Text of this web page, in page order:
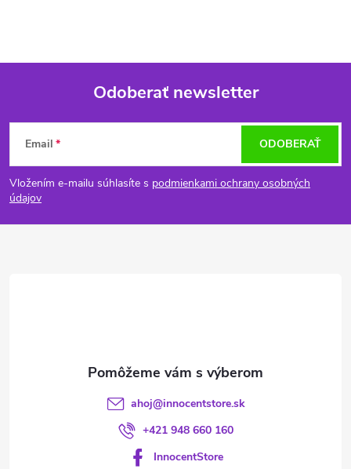
Z
á
p
Odoberať newsletter
Email
Vložením e-mailu súhlasíte s podmienkami ochrany osobných
údajov
ODOBERAŤ
ahoj@innocentstore.sk
+421 948 660 160
InnocentStore